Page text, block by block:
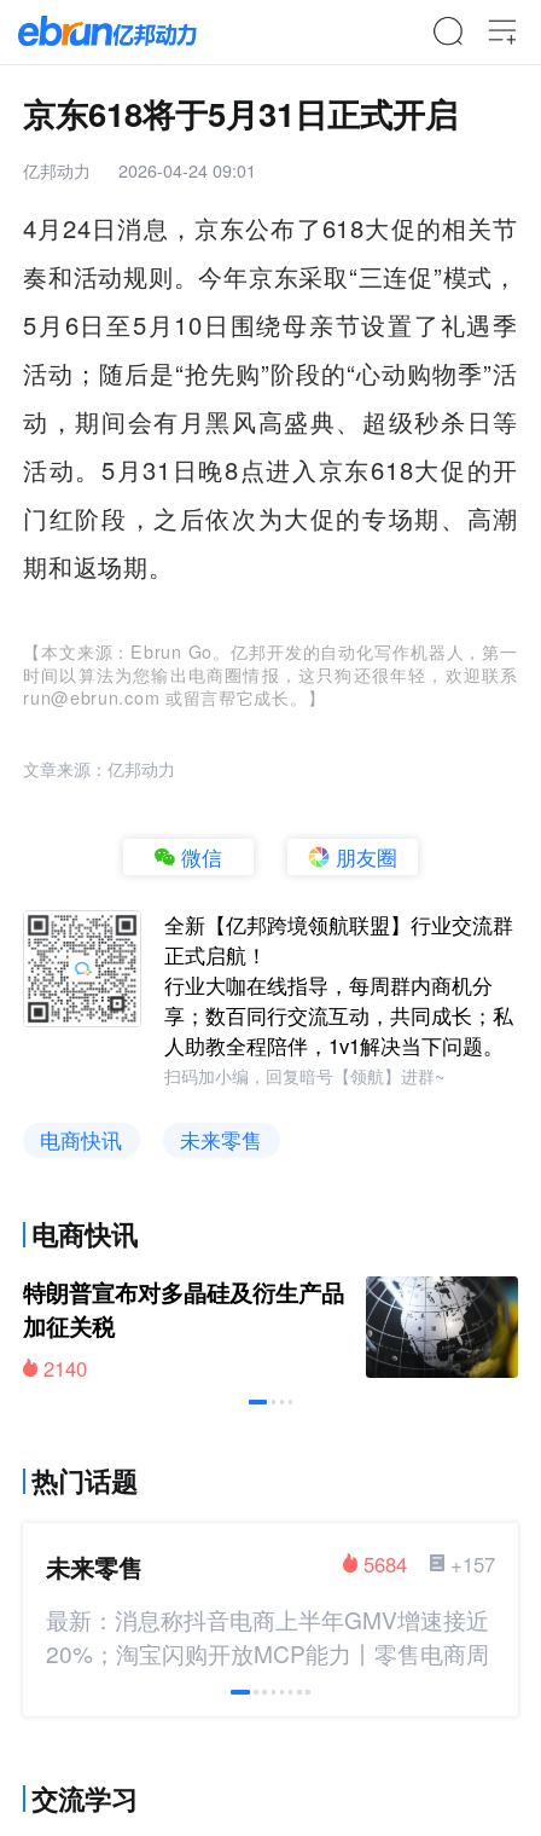
京东618将于5月31日正式开启
亿邦动力 2026-04-24 09:01
4月24日消息，京东公布了618大促的相关节
奏和活动规则。今年京东采取“三连促”模式，
5月6日至5月10日围绕母亲节设置了礼遇季
活动；随后是“抢先购”阶段的“心动购物季”活
动，期间会有月黑风高盛典、超级秒杀日等
活动。5月31日晚8点进入京东618大促的开
门红阶段，之后依次为大促的专场期、高潮
期和返场期。
【本文来源：Ebrun Go。亿邦开发的自动化写作机器人，第一
时间以算法为您输出电商圈情报，这只狗还很年轻，欢迎联系
run@ebrun.com 或留言帮它成长。】
文章来源：亿邦动力
微信 朋友圈
全新【亿邦跨境领航联盟】行业交流群
正式启航！
行业大咖在线指导，每周群内商机分
享；数百同行交流互动，共同成长；私
人助教全程陪伴，1v1解决当下问题。
扫码加小编，回复暗号【领航】进群~
电商快讯 未来零售
电商快讯
特朗普宣布对多晶硅及衍生产品
加征关税
2140
热门话题
未来零售 +157
5684
最新：消息称抖音电商上半年GMV增速接近
20%；淘宝闪购开放MCP能力丨零售电商周
交流学习